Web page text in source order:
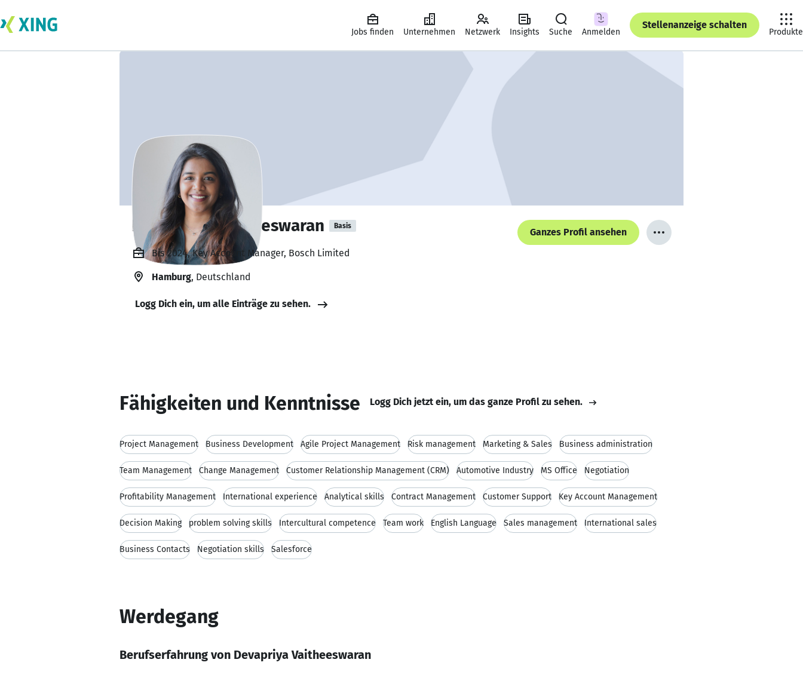
Jobs finden Unternehmen Netzwerk Insights Suche Anmelden
Stellenanzeige schalten
Produkte
Devapriya Vaitheeswaran Basis
Ganzes Profil ansehen
Bis 2024, Key Account Manager, Bosch Limited
Hamburg, Deutschland
Logg Dich ein, um alle Einträge zu sehen.
Fähigkeiten und Kenntnisse Logg Dich jetzt ein, um das ganze Profil zu sehen.
Project Management Business Development Agile Project Management Risk management Marketing & Sales Business administration
Team Management Change Management Customer Relationship Management (CRM) Automotive Industry MS Office Negotiation
Profitability Management International experience Analytical skills Contract Management Customer Support Key Account Management
Decision Making problem solving skills Intercultural competence Team work English Language Sales management International sales
Business Contacts Negotiation skills Salesforce
Werdegang
Berufserfahrung von Devapriya Vaitheeswaran